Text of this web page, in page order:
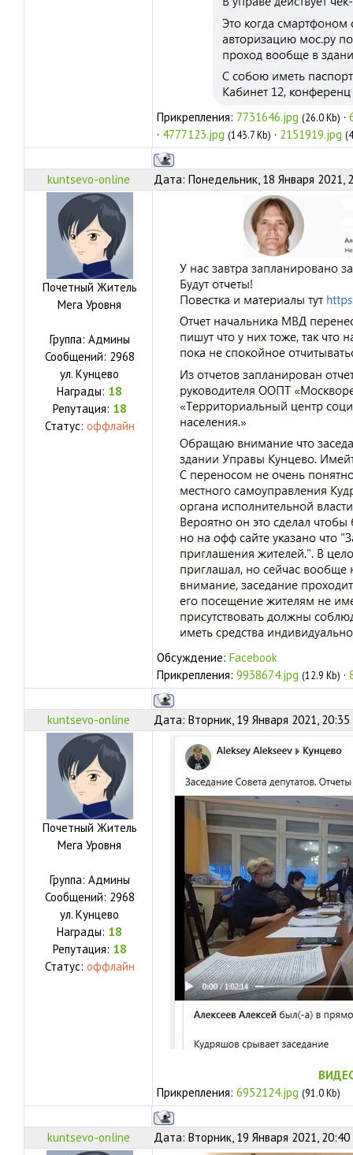
Прикрепления: 7731646.jpg (26.0 Kb) ·
· 4777123.jpg (143.7 Kb) · 2151919.jpg
kuntsevo-online Дата: Понедельник, 18 Января 2021,
Почетный Житель
Мега Уровня
Группа: Админы
Сообщений: 2968
ул. Кунцево
Награды: 18
Репутация: 18
Статус: оффлайн
Обсуждение: Facebook
Прикрепления: 9938674.jpg (12.9 Kb) ·
kuntsevo-online Дата: Вторник, 19 Января 2021,
Почетный Житель
Мега Уровня
Группа: Админы
Сообщений: 2968
ул. Кунцево
Награды: 18
Репутация: 18
Статус: оффлайн
Прикрепления: 6952124.jpg (91.0 Kb)
kuntsevo-online Дата: Вторник, 19 Января 2021,